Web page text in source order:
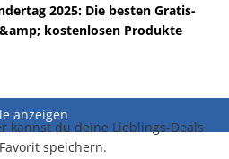
2025: Die besten Gratis-
kostenlosen Produkte
anzeigen
kannst du deine Lieblings-Deals
speichern.